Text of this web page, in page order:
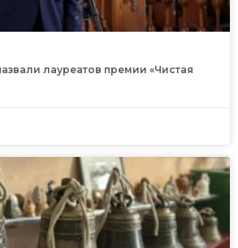
лауреатов премии «Чистая